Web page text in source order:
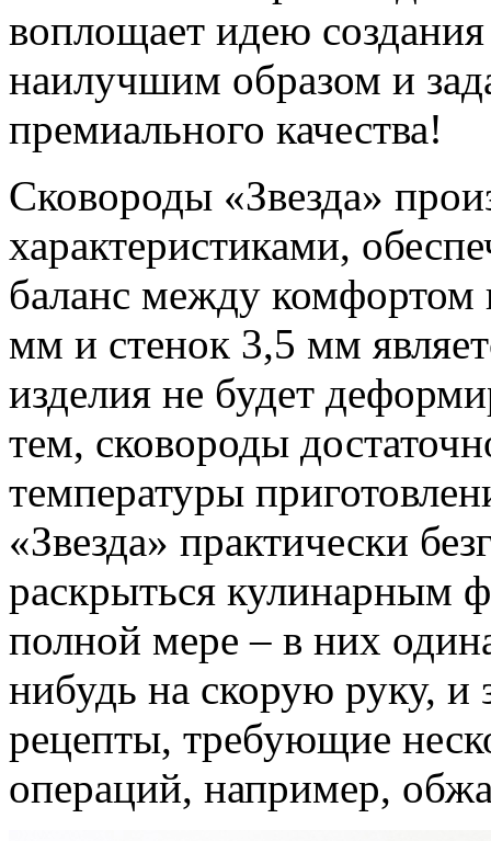
воплощает идею
наилучшим образом и
премиального качества!
Сковороды «Звезда»
характеристиками,
баланс между
мм и стенок 3,5 мм
изделия не будет
тем, сковороды
температуры
«Звезда» практически
раскрыться кулинарным
полной мере – в них
нибудь на скорую руку, и
рецепты, требующие
операций, например,